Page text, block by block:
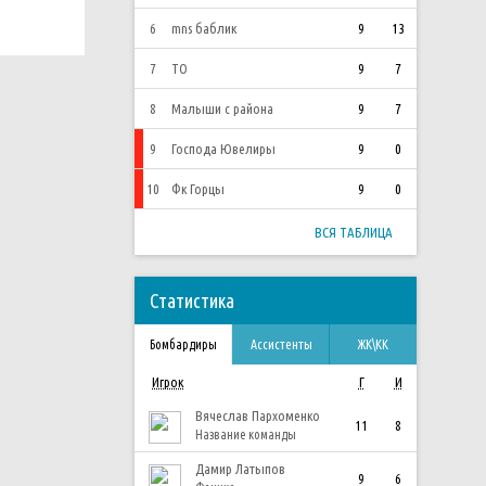
6 mns баблик 9 13
7 ТО 9 7
8 Малыши с района 9 7
9 Господа Ювелиры 9 0
10 Фк Горцы 9 0
ВСЯ ТАБЛИЦА
Статистика
Бомбардиры Ассистенты ЖК\КК
Игрок Г И
Вячеслав Пархоменко
Название команды
11 8
Дамир Латыпов
9 6